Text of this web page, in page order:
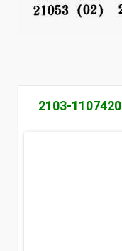
2103-1107420